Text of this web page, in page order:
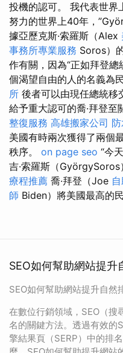
投機的認可。 我代表世界
努力的世界上40年，
據亞歷克斯·索羅斯（Alex
事務所專業服務 Soros）
作有關，因為“正如拜登
個渴望自由的人的名義為
所 後者可以由現任總統移
給予重大認可的喬·拜登至
整復服務 高雄搬家公司
美國有時兩次獲得了兩個
秩序。 on page seo “今
吉·索羅斯（GyörgySoros
療程推薦 喬·拜登（Joe
師 Biden）將美國最高的
SEO如何幫助網站提升
SEO如何幫助網站提升自然
在數位行銷領域，SEO（搜
名的關鍵方法。透過有效的
擎結果頁（SERP）中的排